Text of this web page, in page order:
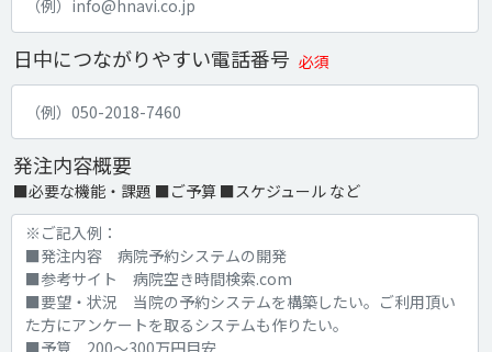
日中につながりやすい電話番号 必須
発注内容概要
■必要な機能・課題 ■ご予算 ■スケジュール など